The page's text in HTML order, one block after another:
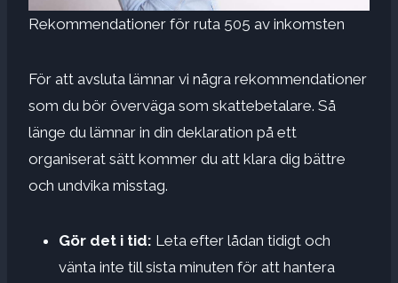
Rekommendationer för ruta 505 av inkomsten
För att avsluta lämnar vi några rekommendationer
som du bör överväga som skattebetalare. Så
länge du lämnar in din deklaration på ett
organiserat sätt kommer du att klara dig bättre
och undvika misstag.
Gör det i tid: Leta efter lådan tidigt och
vänta inte till sista minuten för att hantera